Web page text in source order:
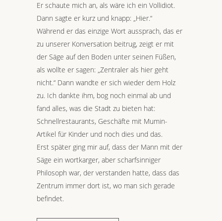
Er schaute mich an, als wäre ich ein Vollidiot.
Dann sagte er kurz und knapp: „Hier.“
Während er das einzige Wort aussprach, das er
zu unserer Konversation beitrug, zeigt er mit
der Säge auf den Boden unter seinen Füßen,
als wollte er sagen: „Zentraler als hier geht
nicht.“ Dann wandte er sich wieder dem Holz
zu. Ich dankte ihm, bog noch einmal ab und
fand alles, was die Stadt zu bieten hat:
Schnellrestaurants, Geschäfte mit Mumin-
Artikel für Kinder und noch dies und das.
Erst später ging mir auf, dass der Mann mit der
Säge ein wortkarger, aber scharfsinniger
Philosoph war, der verstanden hatte, dass das
Zentrum immer dort ist, wo man sich gerade
befindet.